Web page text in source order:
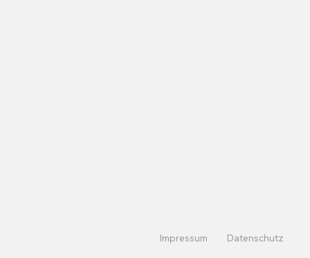
Impressum Datenschutz